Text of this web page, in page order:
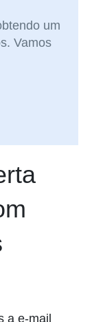
um
Vamos
a e-mail